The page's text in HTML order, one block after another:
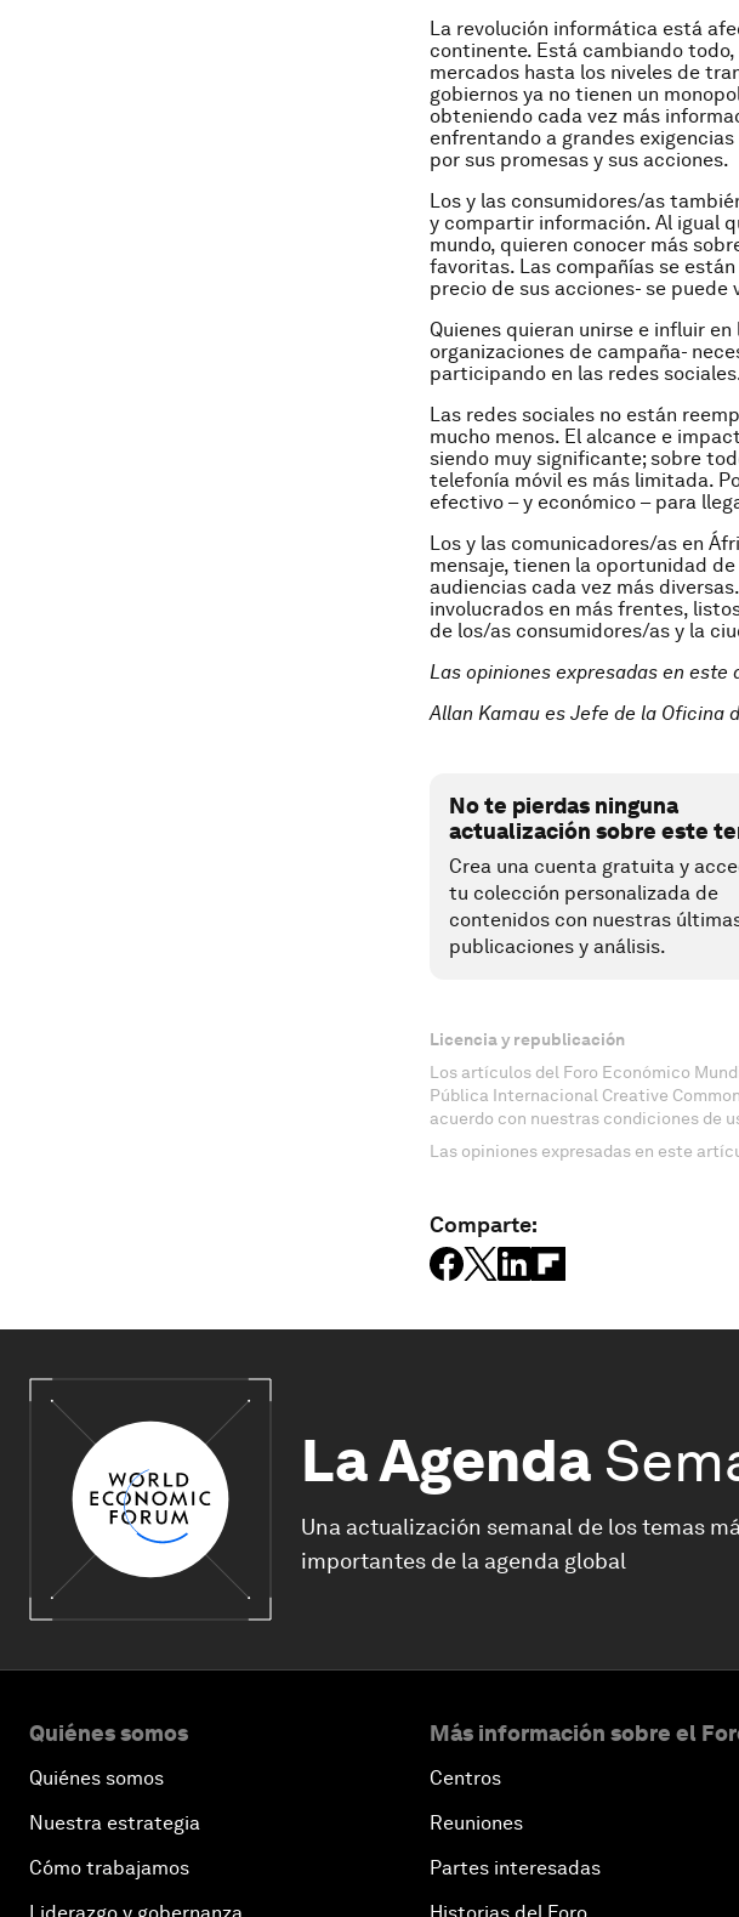
La revolución informática está
continente. Está cambiando
mercados hasta los niveles de
gobiernos ya no tienen un
obteniendo cada vez más
enfrentando a grandes
por sus promesas y sus acciones.
Los y las consumidores/as
y compartir información. Al igual
mundo, quieren conocer más
favoritas. Las compañías se
precio de sus acciones- se
Quienes quieran unirse e influir en
organizaciones de campaña-
participando en las redes
Las redes sociales no están
mucho menos. El alcance e
siendo muy significante; sobre
telefonía móvil es más limitada.
efectivo – y económico – para
Los y las comunicadores/as en
mensaje, tienen la oportunidad
audiencias cada vez más
involucrados en más frentes,
de los/as consumidores/as y la
Las opiniones expresadas en
Allan Kamau es Jefe de la Oficina
No te pierdas ninguna
actualización sobre este
Crea una cuenta gratuita y
tu colección personalizada de
contenidos con nuestras
publicaciones y análisis.
Licencia y republicación
Los artículos del Foro Económico
Pública Internacional Creative
acuerdo con nuestras condiciones de
Las opiniones expresadas en este
Comparte:
La Agenda
Una actualización semanal de los temas
importantes de la agenda global
Quiénes somos
Quiénes somos
Nuestra estrategia
Cómo trabajamos
Más información sobre el
Centros
Reuniones
Partes interesadas